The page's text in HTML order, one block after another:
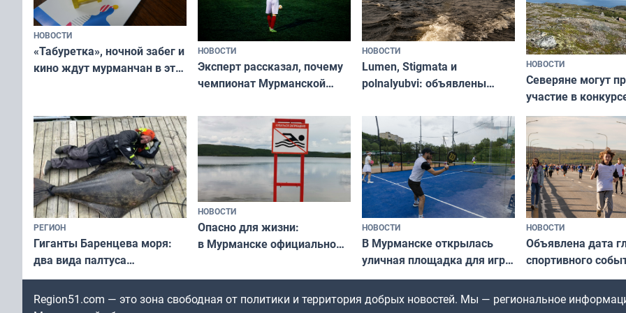
НОВОСТИ
«Табуретка», ночной забег и
кино ждут мурманчан в эти
НОВОСТИ
Эксперт рассказал, почему
чемпионат Мурманской
незамеченным
НОВОСТИ
Lumen, Stigmata и
polnalyubvi: объявлены
«Имандра» в 2026 года
НОВОСТИ
Северяне могут
участие в
северной
по Печенгскому
РЕГИОН
Гиганты Баренцева моря:
два вида палтуса
и их рекордные трофеи
НОВОСТИ
Опасно для жизни:
в Мурманске официально
в городских водоёмах
НОВОСТИ
В Мурманске открылась
уличная площадка для игры
в падел
НОВОСТИ
Объявлена дата
спортивного
Заполярья: как
фестиваль
Region51.com — это зона свободная от политики и территория добрых новостей. Мы — региональное